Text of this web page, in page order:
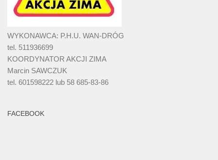
WYKONAWCA: P.H.U. WAN-DRÓG
tel. 511936699
KOORDYNATOR AKCJI ZIMA
Marcin SAWCZUK
tel. 601598222 lub 58 685-83-86
FACEBOOK